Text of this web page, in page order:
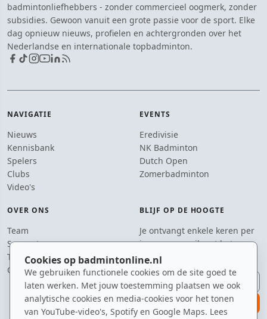
Cookies op badmintonline.nl
We gebruiken functionele cookies om de site goed te
laten werken. Met jouw toestemming plaatsen we ook
analytische cookies en media-cookies voor het tonen
van YouTube-video's, Spotify en Google Maps. Lees
badmintonliefhebbers - zonder commercieel oogmerk, zonder
subsidies. Gewoon vanuit een grote passie voor de sport. Elke
dag opnieuw nieuws, profielen en achtergronden over het
Nederlandse en internationale topbadminton.
NAVIGATIE
Nieuws
Kennisbank
Spelers
Clubs
Video's
EVENTS
Eredivisie
NK Badminton
Dutch Open
Zomerbadminton
OVER ONS
Team
Supporters
Tip de redactie
Contact
BLIJF OP DE HOOGTE
Je ontvangt enkele keren per
jaar een e-mail met het
laatste badmintonnieuws.
E-mailadres
aanmelden